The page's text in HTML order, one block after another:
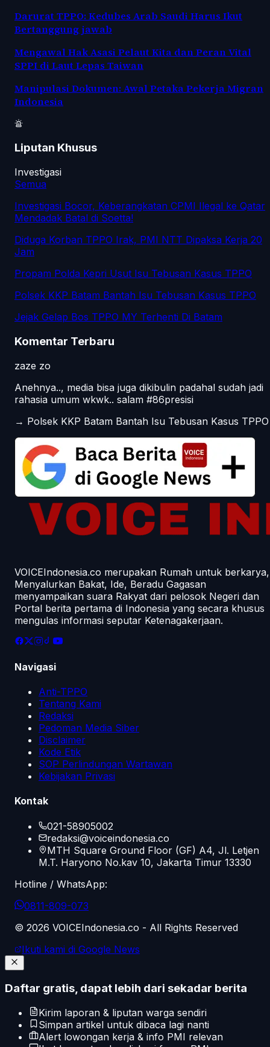
Darurat TPPO: Kedubes Arab Saudi Harus Ikut
Bertanggung jawab
Mengawal Hak Asasi Pelaut Kita dan Peran Vital
SPPI di Laut Lepas Taiwan
Manipulasi Dokumen: Awal Petaka Pekerja Migran
Indonesia
Liputan Khusus
Investigasi
Semua
Investigasi Bocor, Keberangkatan CPMI Ilegal ke Qatar
Mendadak Batal di Soetta!
Diduga Korban TPPO Irak, PMI NTT Dipaksa Kerja 20
Jam
Propam Polda Kepri Usut Isu Tebusan Kasus TPPO
Polsek KKP Batam Bantah Isu Tebusan Kasus TPPO
Jejak Gelap Bos TPPO MY Terhenti Di Batam
Komentar Terbaru
zaze zo
Anehnya.., media bisa juga dikibulin padahal sudah jadi
rahasia umum wkwk.. salam #86presisi
→ Polsek KKP Batam Bantah Isu Tebusan Kasus TPPO
VOICEIndonesia.co merupakan Rumah untuk berkarya,
Menyalurkan Bakat, Ide, Beradu Gagasan
menyampaikan suara Rakyat dari pelosok Negeri dan
Portal berita pertama di Indonesia yang secara khusus
mengulas informasi seputar Ketenagakerjaan.
Navigasi
Anti-TPPO
Tentang Kami
Redaksi
Pedoman Media Siber
Disclaimer
Kode Etik
SOP Perlindungan Wartawan
Kebijakan Privasi
Kontak
021-58905002
redaksi@voiceindonesia.co
MTH Square Ground Floor (GF) A4, Jl. Letjen
M.T. Haryono No.kav 10, Jakarta Timur 13330
Hotline / WhatsApp:
0811-809-073
© 2026 VOICEIndonesia.co - All Rights Reserved
Ikuti kami di Google News
Daftar gratis, dapat lebih dari sekadar berita
Kirim laporan & liputan warga sendiri
Simpan artikel untuk dibaca lagi nanti
Alert lowongan kerja & info PMI relevan